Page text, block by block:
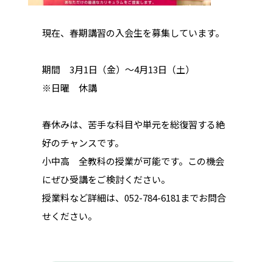
現在、春期講習の入会生を募集しています。
期間 3月1日（金）～4月13日（土）
※日曜 休講
春休みは、苦手な科目や単元を総復習する絶
好のチャンスです。
小中高 全教科の授業が可能です。この機会
にぜひ受講をご検討ください。
授業料など詳細は、052-784-6181までお問合
せください。